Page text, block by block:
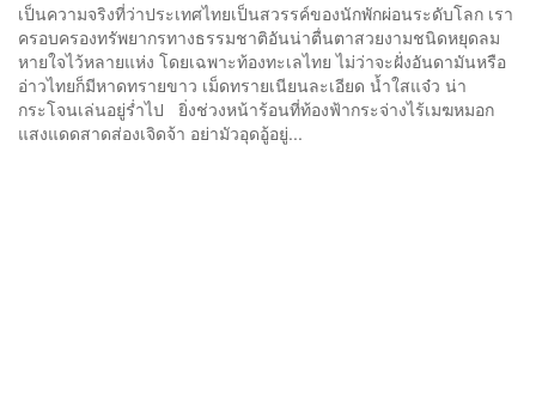
เป็นความจริงที่ว่าประเทศไทยเป็นสวรรค์ของนักพักผ่อนระดับโลก เรา
ครอบครองทรัพยากรทางธรรมชาติอันน่าตื่นตาสวยงามชนิดหยุดลม
หายใจไว้หลายแห่ง โดยเฉพาะท้องทะเลไทย ไม่ว่าจะฝั่งอันดามันหรือ
อ่าวไทยก็มีหาดทรายขาว เม็ดทรายเนียนละเอียด น้ำใสแจ๋ว น่า
กระโจนเล่นอยู่ร่ำไป ยิ่งช่วงหน้าร้อนที่ท้องฟ้ากระจ่างไร้เมฆหมอก
แสงแดดสาดส่องเจิดจ้า อย่ามัวอุดอู้อยู่...